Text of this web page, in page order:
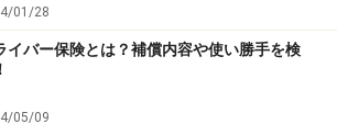
01/28
イバー保険とは？補償内容や使い勝手を検
05/09